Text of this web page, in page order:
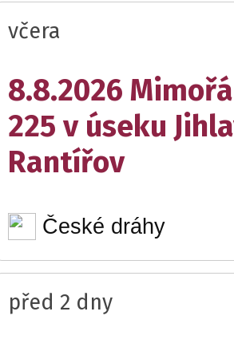
včera
8.8.2026
225 v úseku
Rantířov
České dráhy
před 2 dny